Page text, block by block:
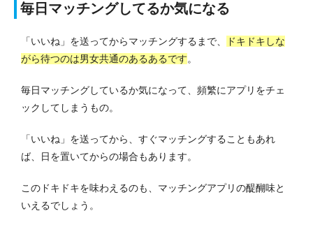
毎日マッチングしてるか気になる
「いいね」を送ってからマッチングするまで、
ドキドキしな
がら待つのは男女共通のあるあるです。
毎日マッチングしているか気になって、頻繁にアプリをチェ
ックしてしまうもの。
「いいね」を送ってから、すぐマッチングすることもあれ
ば、日を置いてからの場合もあります。
このドキドキを味わえるのも、マッチングアプリの醍醐味と
いえるでしょう。